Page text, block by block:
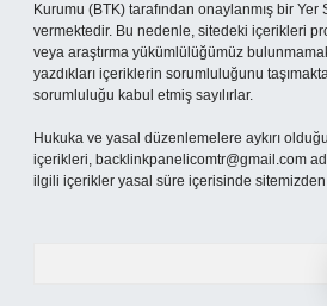
Kurumu (BTK) tarafından onaylanmış bir Yer
vermektedir. Bu nedenle, sitedeki içerikleri
veya araştırma yükümlülüğümüz
yazdıkları içeriklerin sorumluluğunu
sorumluluğu kabul etmiş sayılırlar.
Hukuka ve yasal düzenlemelere aykırı
içerikleri, backlinkpanelicomtr@gmail.com
ilgili içerikler yasal süre içerisinde sitemizden